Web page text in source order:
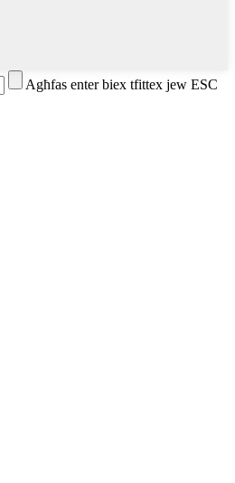
Agħfas enter biex tfittex jew ESC